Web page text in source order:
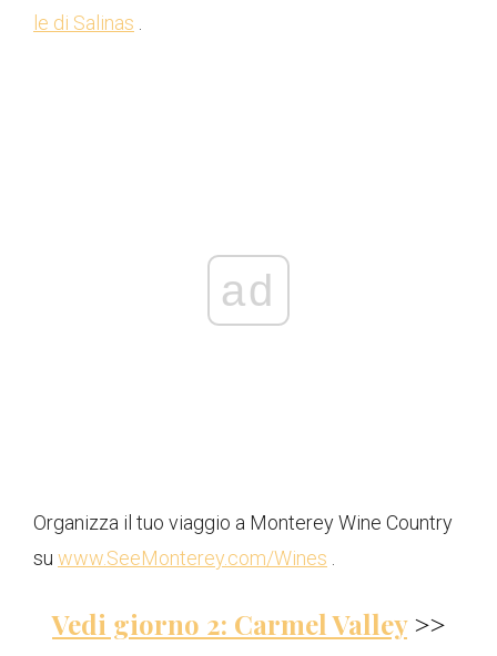
le di Salinas
ad
Organizza il tuo viaggio a Monterey Wine Country
su www.SeeMonterey.com/Wines
Vedi giorno 2: Carmel Valley>>